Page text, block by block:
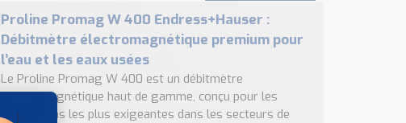
Proline Promag W 400 Endress+Hauser :
Débitmètre électromagnétique premium pour
l’eau et les eaux usées
Le Proline Promag W 400 est un débitmètre
électromagnétique haut de gamme, conçu pour les
applications les plus exigeantes dans les secteurs de